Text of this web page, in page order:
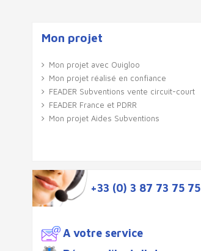
Mon projet
Mon projet avec Ouigloo
Mon projet réalisé en confiance
FEADER Subventions vente circuit-court
FEADER France et PDRR
Mon projet Aides Subventions
+33 (0) 3 87 73 75 75
A votre service